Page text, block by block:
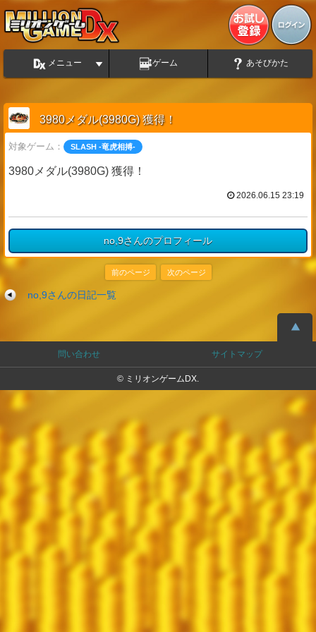
メニュー ゲーム あそびかた
3980メダル(3980G) 獲得！
対象ゲーム： SLASH -竜虎相搏-
3980メダル(3980G) 獲得！
2026.06.15 23:19
no,9さんのプロフィール
前のページ 次のページ
no,9さんの日記一覧
問い合わせ サイトマップ
© ミリオンゲームDX.